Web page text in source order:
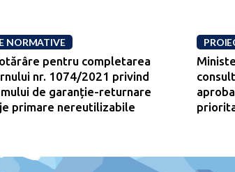
NORMATIVE
pentru completarea
nr. 1074/2021 privind
de garanție-returnare
primare nereutilizabile